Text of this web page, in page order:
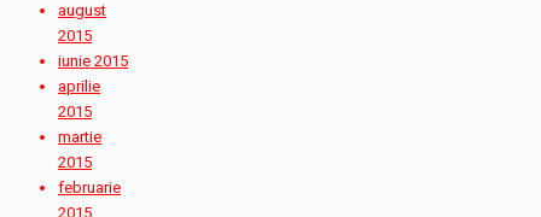
august
2015
iunie 2015
aprilie
2015
martie
2015
februarie
2015